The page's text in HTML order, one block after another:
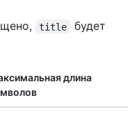
title
будет
длина